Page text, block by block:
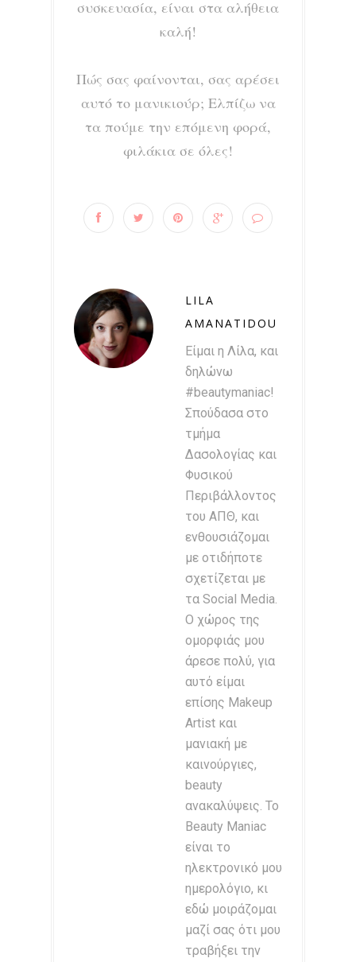
συσκευασία, είναι στα αλήθεια
καλή!
Πώς σας φαίνονται, σας αρέσει
αυτό το μανικιούρ; Ελπίζω να
τα πούμε την επόμενη φορά,
φιλάκια σε όλες!
LILA
AMANATIDOU
Είμαι η Λίλα, και
δηλώνω
#beautymaniac!
Σπούδασα στο
τμήμα
Δασολογίας και
Φυσικού
Περιβάλλοντος
του ΑΠΘ, και
ενθουσιάζομαι
με οτιδήποτε
σχετίζεται με
τα Social Media.
Ο χώρος της
ομορφιάς μου
άρεσε πολύ, για
αυτό είμαι
επίσης Makeup
Artist και
μανιακή με
καινούργιες,
beauty
ανακαλύψεις. Το
Beauty Maniac
είναι το
ηλεκτρονικό μου
ημερολόγιο, κι
εδώ μοιράζομαι
μαζί σας ότι μου
τραβήξει την